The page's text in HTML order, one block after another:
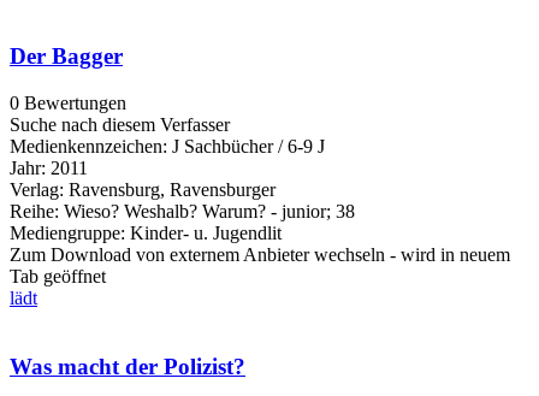
Der Bagger
0 Bewertungen
Suche nach diesem Verfasser
Medienkennzeichen: J Sachbücher / 6-9 J
Jahr: 2011
Verlag: Ravensburg, Ravensburger
Reihe: Wieso? Weshalb? Warum? - junior; 38
Mediengruppe: Kinder- u. Jugendlit
Zum Download von externem Anbieter wechseln - wird in neuem
Tab geöffnet
lädt
Was macht der Polizist?